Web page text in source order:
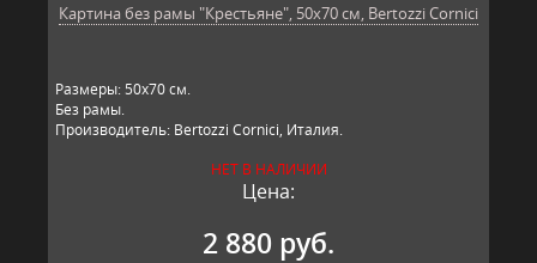
Картина без рамы "Крестьяне", 50х70 см, Bertozzi Cornici
Размеры: 50х70 см.
Без рамы.
Производитель: Bertozzi Cornici, Италия.
НЕТ В НАЛИЧИИ
Цена:
2 880 руб.